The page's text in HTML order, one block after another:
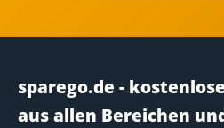
sparego.de -
aus allen Bereichen